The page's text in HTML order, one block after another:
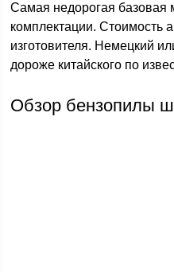
Самая недорогая базовая
комплектации. Стоимость
изготовителя. Немецкий
дороже китайского по
Обзор бензопилы